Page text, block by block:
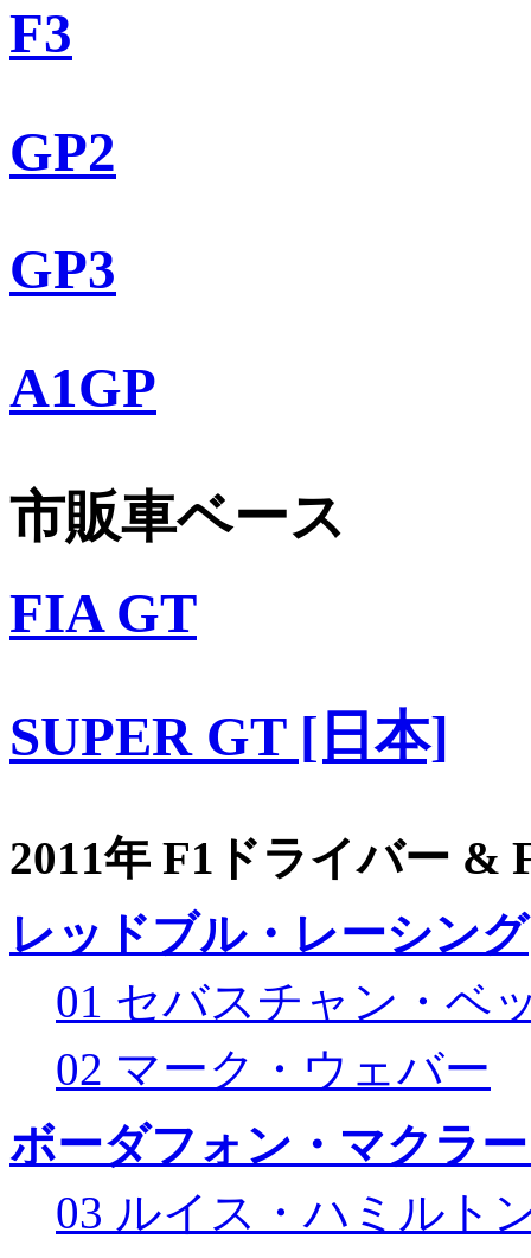
F3
GP2
GP3
A1GP
市販車ベース
FIA GT
SUPER GT [日本]
2011年 F1ドライバー &
レッドブル・レーシング
01 セバスチャン・ベ
02 マーク・ウェバー
ボーダフォン・マクラ
03 ルイス・ハミルト